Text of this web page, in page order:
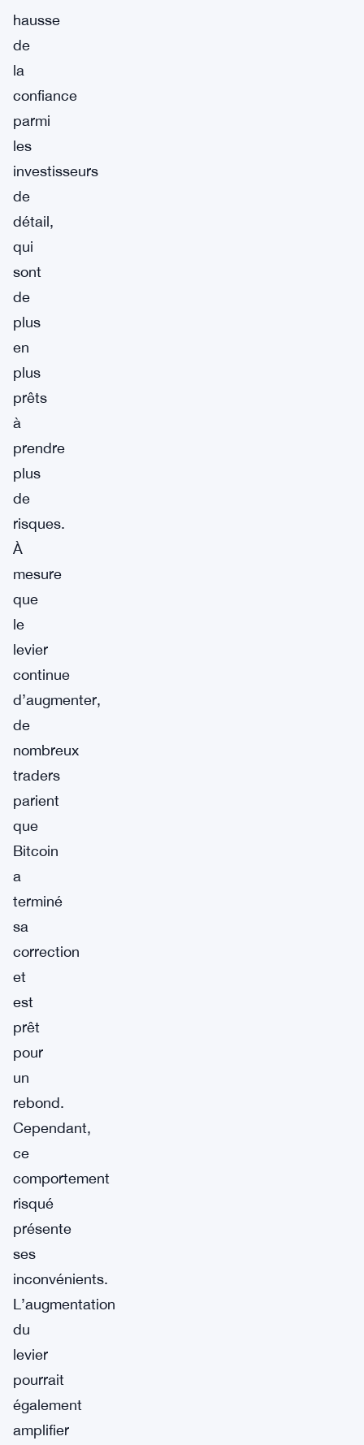
hausse
de
la
confiance
parmi
les
investisseurs
de
détail,
qui
sont
de
plus
en
plus
prêts
à
prendre
plus
de
risques.
À
mesure
que
le
levier
continue
d’augmenter,
de
nombreux
traders
parient
que
Bitcoin
a
terminé
sa
correction
et
est
prêt
pour
un
rebond.
Cependant,
ce
comportement
risqué
présente
ses
inconvénients.
L’augmentation
du
levier
pourrait
également
amplifier